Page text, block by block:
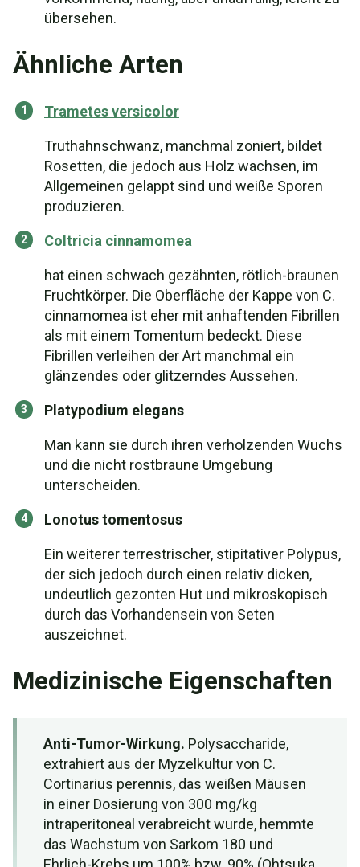
übersehen.
Ähnliche Arten
Trametes versicolor
Truthahnschwanz, manchmal zoniert, bildet
Rosetten, die jedoch aus Holz wachsen, im
Allgemeinen gelappt sind und weiße Sporen
produzieren.
Coltricia cinnamomea
hat einen schwach gezähnten, rötlich-braunen
Fruchtkörper. Die Oberfläche der Kappe von C.
cinnamomea ist eher mit anhaftenden Fibrillen
als mit einem Tomentum bedeckt. Diese
Fibrillen verleihen der Art manchmal ein
glänzendes oder glitzerndes Aussehen.
Platypodium elegans
Man kann sie durch ihren verholzenden Wuchs
und die nicht rostbraune Umgebung
unterscheiden.
Lonotus tomentosus
Ein weiterer terrestrischer, stipitativer Polypus,
der sich jedoch durch einen relativ dicken,
undeutlich gezonten Hut und mikroskopisch
durch das Vorhandensein von Seten
auszeichnet.
Medizinische Eigenschaften
Anti-Tumor-Wirkung. Polysaccharide,
extrahiert aus der Myzelkultur von C.
Cortinarius perennis, das weißen Mäusen
in einer Dosierung von 300 mg/kg
intraperitoneal verabreicht wurde, hemmte
das Wachstum von Sarkom 180 und